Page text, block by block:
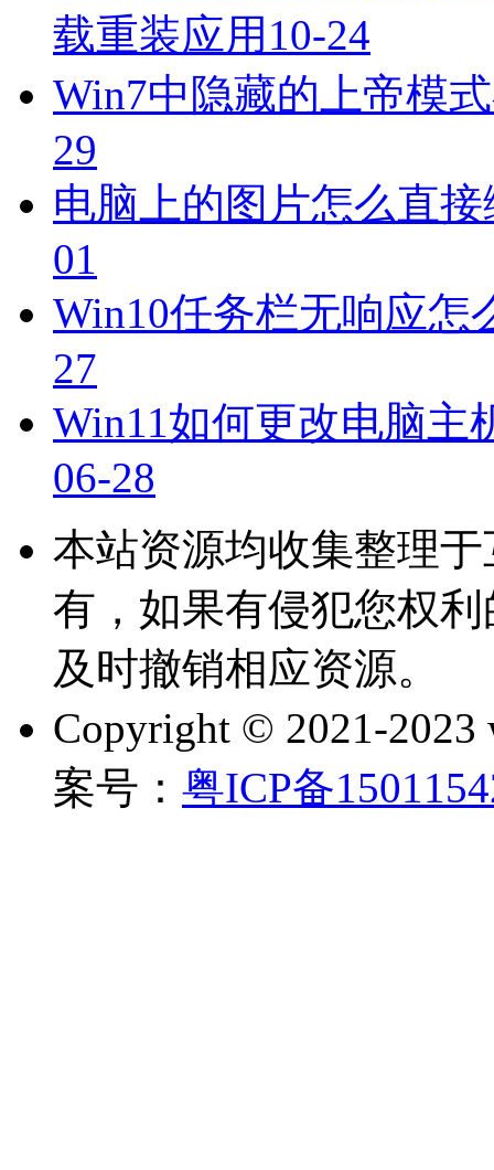
载重装应用 10-24
Win7中隐藏的上帝模
29
电脑上的图片怎么直
01
Win10任务栏无响应怎
27
Win11如何更改电脑主
06-28
本站资源均收集整理
有，如果有侵犯您权
及时撤销相应资源。
Copyright © 2021-2023
案号： 粤ICP备